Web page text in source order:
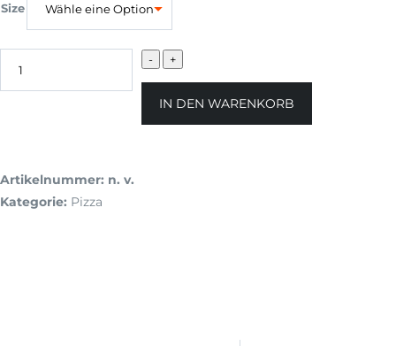
Size
IN DEN WARENKORB
Artikelnummer: n. v.
Kategorie: Pizza